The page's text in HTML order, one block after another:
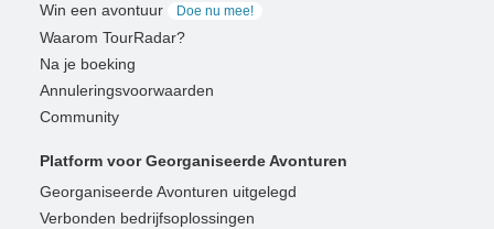
Win een avontuur
Doe nu mee!
Waarom TourRadar?
Na je boeking
Annuleringsvoorwaarden
Community
Platform voor Georganiseerde Avonturen
Georganiseerde Avonturen uitgelegd
Verbonden bedrijfsoplossingen